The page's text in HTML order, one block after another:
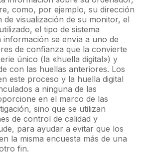
como, por ejemplo, su dirección
de visualización de su monitor, el
el tipo de sistema
información se envía a uno de
de confianza que la convierte
único (la «huella digital») y
con las huellas anteriores. Los
este proceso y la huella digital
a ninguna de las
en el marco de las
sino que se utilizan
de control de calidad y
para ayudar a evitar que los
la misma encuesta más de una
fin.